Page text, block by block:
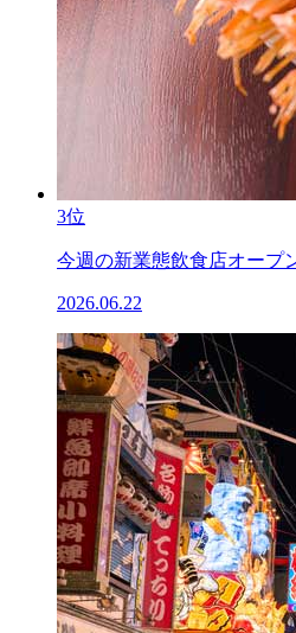
3位
今週の新業態飲食店オープ
2026.06.22